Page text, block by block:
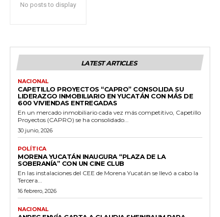
No posts to display
LATEST ARTICLES
NACIONAL
CAPETILLO PROYECTOS “CAPRO” CONSOLIDA SU
LIDERAZGO INMOBILIARIO EN YUCATÁN CON MÁS DE
600 VIVIENDAS ENTREGADAS
En un mercado inmobiliario cada vez más competitivo, Capetillo
Proyectos (CAPRO) se ha consolidado...
30 junio, 2026
POLÍTICA
MORENA YUCATÁN INAUGURA “PLAZA DE LA
SOBERANÍA” CON UN CINE CLUB
En las instalaciones del CEE de Morena Yucatán se llevó a cabo la
Tercera...
16 febrero, 2026
NACIONAL